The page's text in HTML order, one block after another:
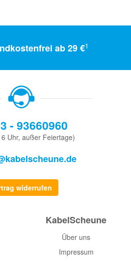
ab 29 €1
- 93660960
Uhr, außer Feiertage)
widerrufen
KabelScheune
Über uns
Impressum